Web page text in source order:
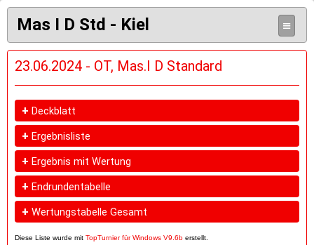
Mas I D Std - Kiel ≡
23.06.2024 - OT, Mas.I D Standard
+ Deckblatt
+ Ergebnisliste
+ Ergebnis mit Wertung
+ Endrundentabelle
+ Wertungstabelle Gesamt
Diese Liste wurde mit TopTurnier für Windows V9.6b erstellt.